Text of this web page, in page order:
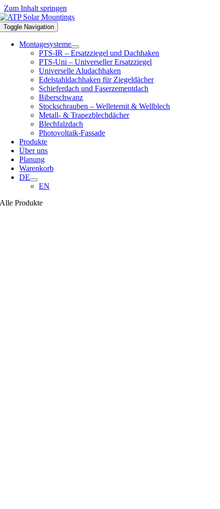
Zum Inhalt springen
Toggle Navigation
Montagesysteme
PTS-IR – Ersatzziegel und Dachhaken
PTS-Uni – Universeller Ersatzziegel
Universelle Aludachhaken
Edelstahldachhaken für Ziegeldächer
Schieferdach und Faserzementdach
Biberschwanz
Stockschrauben – Welleternit & Wellblech
Metall- & Trapezblechdächer
Blechfalzdach
Photovoltaik-Fassade
Produkte
Über uns
Planung
Warenkorb
DE
EN
Alle Produkte